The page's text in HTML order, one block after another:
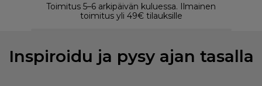
Toimitus 5–6 arkipäivän kuluessa. Ilmainen
toimitus yli 49€ tilauksille
Inspiroidu ja pysy ajan tasalla